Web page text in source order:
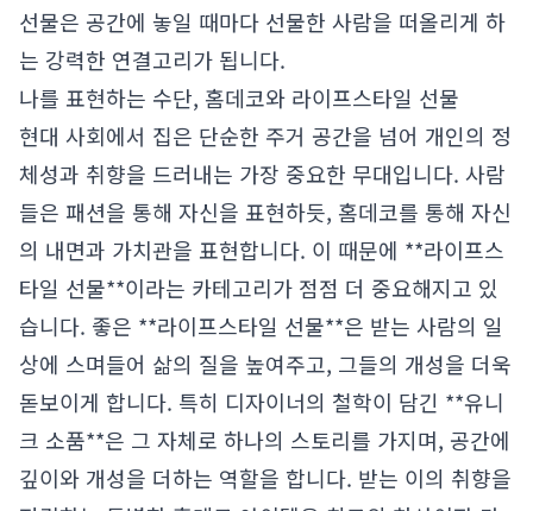
선물은 공간에 놓일 때마다 선물한 사람을 떠올리게 하
는 강력한 연결고리가 됩니다.
나를 표현하는 수단, 홈데코와 라이프스타일 선물
현대 사회에서 집은 단순한 주거 공간을 넘어 개인의 정
체성과 취향을 드러내는 가장 중요한 무대입니다. 사람
들은 패션을 통해 자신을 표현하듯, 홈데코를 통해 자신
의 내면과 가치관을 표현합니다. 이 때문에 **라이프스
타일 선물**이라는 카테고리가 점점 더 중요해지고 있
습니다. 좋은 **라이프스타일 선물**은 받는 사람의 일
상에 스며들어 삶의 질을 높여주고, 그들의 개성을 더욱
돋보이게 합니다. 특히 디자이너의 철학이 담긴 **유니
크 소품**은 그 자체로 하나의 스토리를 가지며, 공간에
깊이와 개성을 더하는 역할을 합니다. 받는 이의 취향을